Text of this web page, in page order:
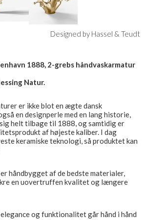
Designed by Hassel & Teudt
1888, 2-grebs håndvaskarmatur
Natur.
er ikke blot en ægte dansk
en designperle med en lang historie,
helt tilbage til 1888, og samtidig er
af højeste kaliber. I dag
keramiske teknologi, så produktet kan
håndbygget af de bedste materialer,
en uovertruffen kvalitet og længere
og funktionalitet går hånd i hånd